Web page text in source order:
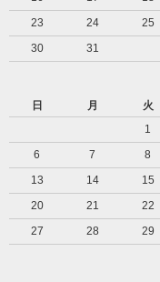
23
24 25
30
31
日
月 火
1
6
7 8
13
14 15
20
21 22
27
28 29